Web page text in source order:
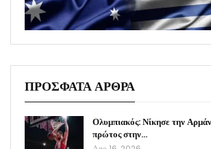
ΠΡΟΣΦΑΤΑ ΑΡΘΡΑ
Ολυμπιακός: Νίκησε την
πρώτος στην…